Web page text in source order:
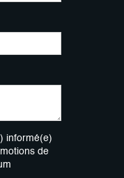
informé(e)
de